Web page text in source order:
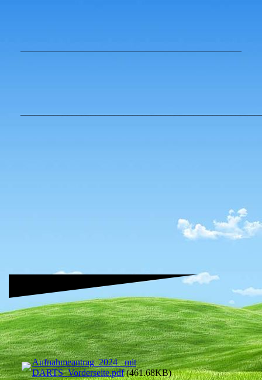
Aufnahmeantrag_2024 _mit
DARTS_Vorderseite.pdf(461.68KB)